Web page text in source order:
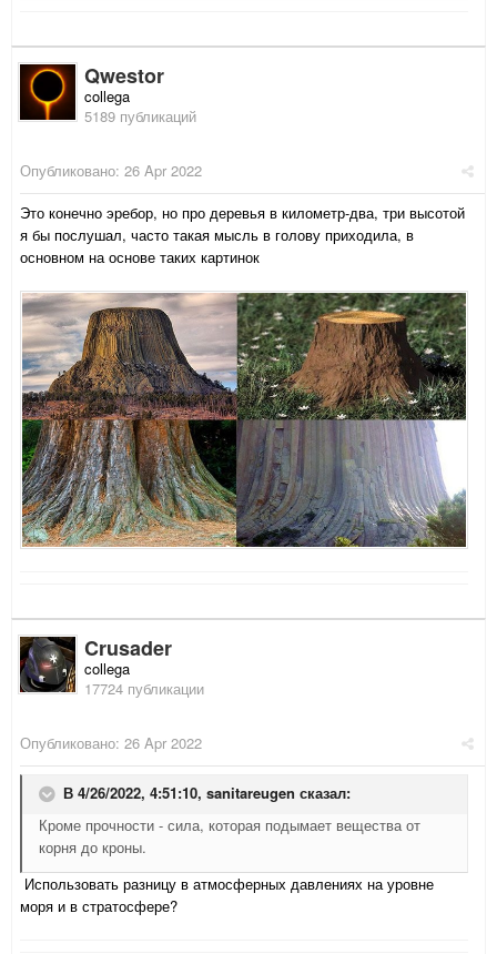
Qwestor
collega
5189 публикаций
Опубликовано: 26 Apr 2022
Это конечно эребор, но про деревья в километр-два, три высотой
я бы послушал, часто такая мысль в голову приходила, в
основном на основе таких картинок
Crusader
collega
17724 публикации
Опубликовано: 26 Apr 2022
В 4/26/2022, 4:51:10, sanitareugen сказал:
Кроме прочности - сила, которая подымает вещества от
корня до кроны.
Использовать разницу в атмосферных давлениях на уровне
моря и в стратосфере?